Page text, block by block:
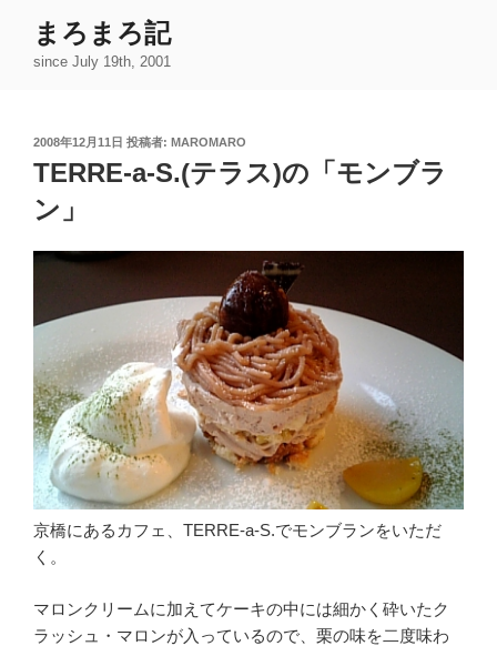
まろまろ記
since July 19th, 2001
投
稿
日:
2008年12月11日 投稿者: MAROMARO
TERRE-a-S.(テラス)の「モンブラ
ン」
京橋にあるカフェ、TERRE-a-S.でモンブランをいただ
く。
マロンクリームに加えてケーキの中には細かく砕いたク
ラッシュ・マロンが入っているので、栗の味を二度味わ